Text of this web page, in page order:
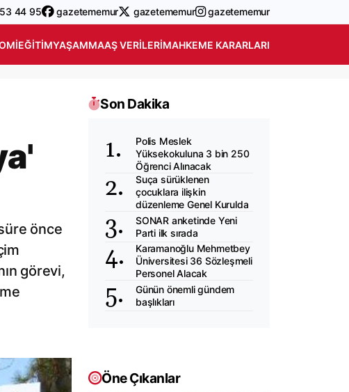
44 95 gazetememur gazetememur gazetememur
EĞITIMYAŞAMMAAŞ VERILERIMAHKEME KARARLARI
önce
görevi,
Son Dakika
Polis Meslek
Yüksekokuluna 3 bin 250
Öğrenci Alınacak
Suça sürüklenen
çocuklara ilişkin
düzenleme Genel Kurulda
SONAR anketinde Yeni
Parti ilk sırada
Karamanoğlu Mehmetbey
Üniversitesi 36 Sözleşmeli
Personel Alacak
Günün önemli gündem
başlıkları
Öne Çıkanlar